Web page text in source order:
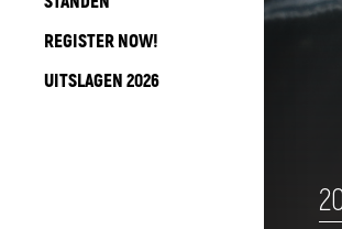
REGISTER NOW!
UITSLAGEN 2026